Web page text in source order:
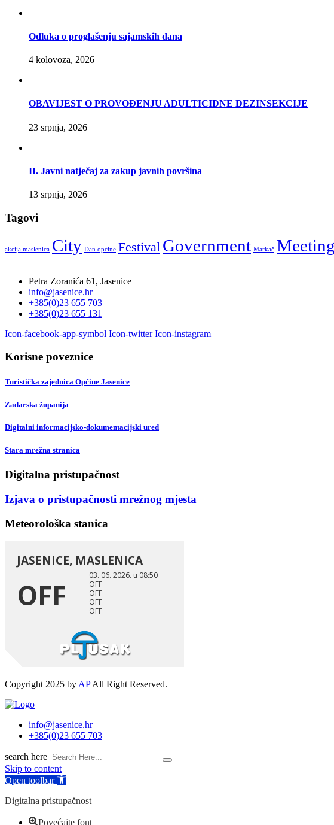
Odluka o proglašenju sajamskih dana
4 kolovoza, 2026
OBAVIJEST O PROVOĐENJU ADULTICIDNE DEZINSEKCIJE
23 srpnja, 2026
II. Javni natječaj za zakup javnih površina
13 srpnja, 2026
Tagovi
akcija maslenica City Dan općine Festival Government Markač Meeting
Petra Zoranića 61, Jasenice
info@jasenice.hr
+385(0)23 655 703
+385(0)23 655 131
Icon-facebook-app-symbol Icon-twitter Icon-instagram
Korisne poveznice
Turistička zajednica Općine Jasenice
Zadarska županija
Digitalni informacijsko-dokumentacijski ured
Stara mrežna stranica
Digitalna pristupačnost
Izjava o pristupačnosti mrežnog mjesta
Meteorološka stanica
Copyright 2025 byAPAll Right Reserved.
info@jasenice.hr
+385(0)23 655 703
search here
Skip to content
Open toolbar
Digitalna pristupačnost
Povećajte font